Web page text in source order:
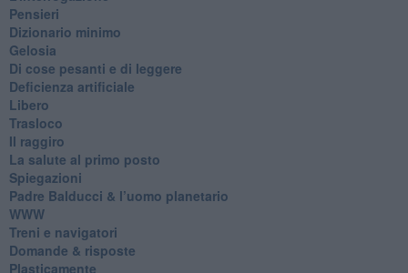
Pensieri
​Dizionario minimo
Gelosia
Di cose pesanti e di leggere
​Deficienza artificiale
Libero
Trasloco
Il raggiro
​La salute al primo posto
Spiegazioni
Padre Balducci & l’uomo planetario
WWW
​Treni e navigatori
​Domande & risposte
​Plasticamente